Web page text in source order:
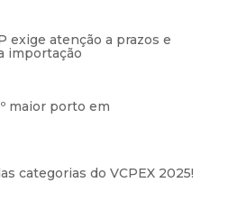
exige atenção a prazos e
importação
maior porto em
categorias do VCPEX 2025!